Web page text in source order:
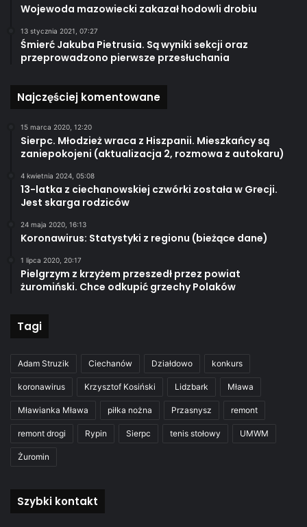
Wojewoda mazowiecki zakazał hodowli drobiu
13 stycznia 2021, 07:27
Śmierć Jakuba Pietrusia. Są wyniki sekcji oraz
przeprowadzono pierwsze przesłuchania
Najczęściej komentowane
15 marca 2020, 12:20
Sierpc. Młodzież wraca z Hiszpanii. Mieszkańcy są
zaniepokojeni (aktualizacja 2, rozmowa z autokaru)
4 kwietnia 2024, 05:08
13-latka z ciechanowskiej czwórki została w Grecji.
Jest skarga rodziców
24 maja 2020, 16:13
Koronawirus: Statystyki z regionu (bieżące dane)
1 lipca 2020, 20:17
Pielgrzym z krzyżem przeszedł przez powiat
żuromiński. Chce odkupić grzechy Polaków
Tagi
Adam Struzik Ciechanów Działdowo konkurs
koronawirus Krzysztof Kosiński Lidzbark Mława
Mławianka Mława piłka nożna Przasnysz remont
remont drogi Rypin Sierpc tenis stołowy UMWM
Żuromin
Szybki kontakt